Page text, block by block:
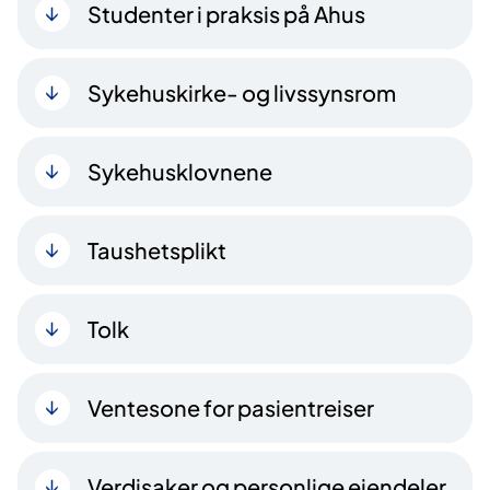
Studenter i praksis på Ahus
Sykehuskirke- og livssynsrom
Sykehusklovnene
Taushetsplikt
Tolk
Ventesone for pasientreiser